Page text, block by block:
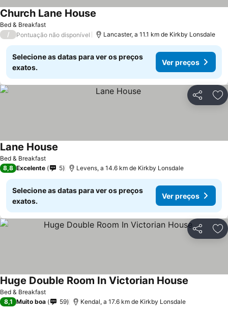
Bed & Breakfast
Church Lane House
/ Pontuação não disponível Lancaster, a 11.1 km de Kirkby Lonsdale
Selecione as datas para ver os preços
exatos.
Ver preços
Partilhar
Bed & Breakfast
Lane House
8,8 Excelente 5 Levens, a 14.6 km de Kirkby Lonsdale
Selecione as datas para ver os preços
exatos.
Ver preços
Partilhar
Bed & Breakfast
Huge Double Room In Victorian House
8,1 Muito boa 59 Kendal, a 17.6 km de Kirkby Lonsdale